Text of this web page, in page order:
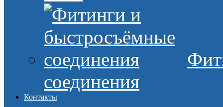
соединения
Контакты